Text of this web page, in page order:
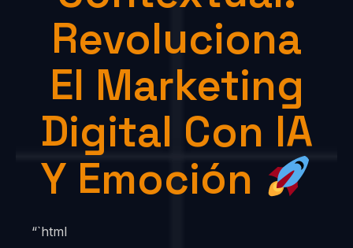
Revoluciona
El Marketing
Digital Con IA
Y Emoción
“`html